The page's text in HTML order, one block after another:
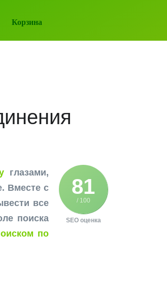
Корзина
81
/ 100
SEO оценка
глазами,
Вместе с
все
поиска
по